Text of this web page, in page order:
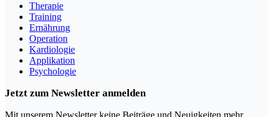
Therapie
Training
Ernährung
Operation
Kardiologie
Applikation
Psychologie
Jetzt zum Newsletter anmelden